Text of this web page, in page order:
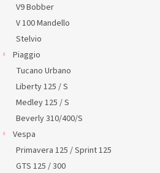
V9 Bobber
V 100 Mandello
Stelvio
Piaggio
Tucano Urbano
Liberty 125 / S
Medley 125 / S
Beverly 310/400/S
Vespa
Primavera 125 / Sprint 125
GTS 125 / 300